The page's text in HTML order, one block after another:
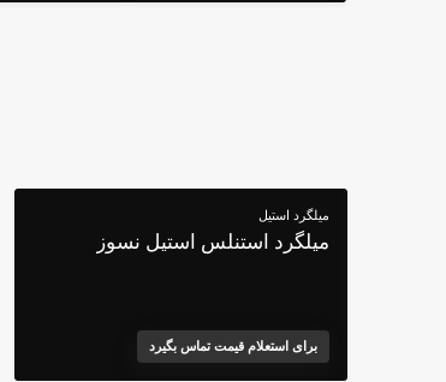
میلگرد استیل
میلگرد استنلس استیل نسوز
برای استعلام قیمت تماس بگیرد